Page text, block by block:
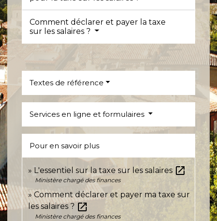
Comment déclarer et payer la taxe
sur les salaires ?
Textes de référence
Services en ligne et formulaires
Pour en savoir plus
L'essentiel sur la taxe sur les salaires open_in_new
Ministère chargé des finances
Comment déclarer et payer ma taxe sur
les salaires ? open_in_new
Ministère chargé des finances